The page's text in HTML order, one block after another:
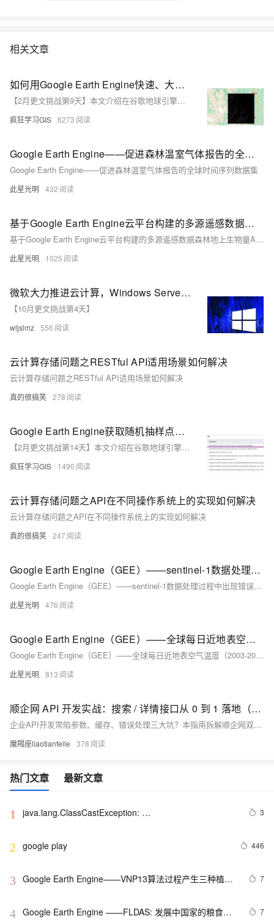
相关文章
如何用Google Earth Engine快速、大量下载遥感影像数据？
【2月更文挑战第9天】本文介绍在谷歌地球引擎（Google Earth Engine，GEE）中，批量下载指定时间范围、空间范围的遥感影像数据（包括Landsat、Sentinel等）的方法~
疯狂学习GIS 6273
Google Earth Engine——促进森林温室气体报告的全球时间序列数据集
Google Earth Engine——促进森林温室气体报告的全球时间序列数据集
此星光明 432
基于Google Earth Engine云平台构建的多源遥感数据森林地上生物量AGB估算模型含生物量模型应用APP
基于Google Earth Engine云平台构建的多源遥感数据森林地上生物量AGB估算模型含生物量模型应用APP
此星光明 1025
微软大力推进云计算，Windows Server 更新服务暂停！
【10月更文挑战第4天】
wljslmz 556
云计算存储问题之RESTful API适用场景如何解决
云计算存储问题之RESTful API适用场景如何解决
真的很搞笑 278
Google Earth Engine获取随机抽样点并均匀分布在栅格的不同数值区中
【2月更文挑战第14天】本文介绍在谷歌地球引擎（Google Earth Engine，GEE）中，按照给定的地表分类数据，对每一种不同的地物类型，分别加以全球范围内随机抽样点自动批量选取的方法~
疯狂学习GIS 1490
云计算存储问题之API在不同操作系统上的实现如何解决
云计算存储问题之API在不同操作系统上的实现如何解决
真的很搞笑 247
Google Earth Engine（GEE）——sentinel-1数据处理过程中出现错误Dictionary does not contain key: bucketMeans
Google Earth Engine（GEE）——sentinel-1数据处理过程中出现错误Dictionary does not contain key: bucketMeans
此星光明 476
Google Earth Engine（GEE）——全球每日近地表空气温度（2003-2020年）
Google Earth Engine（GEE）——全球每日近地表空气温度（2003-2020年）
此星光明 813
顺企网 API 开发实战：搜索 / 详情接口从 0 到 1 落地（附 Elasticsearch 优化 + 错误速查）
企业API开发常陷参数、缓存、错误处理三大坑？本指南拆解顺企网双接口全流程，涵盖搜索优化、签名验证、限流应对，附可复用代码与错误速查表，助你2小时高效搞定开发，提升响应速度与稳定性。
魔羯座liaotianfeile 378
热门文章 最新文章
1
java.lang.ClassCastException:
cast to xxxxxx
3
2 google play 446
3 Google Earth Engine——VNP13算法过程产生三种植被
被指数（EVI），以及（3）增强植被指数-2（EVI2）。
7
4 Google Earth Engine ——FLDAS: 发展中国家的粮食安
7